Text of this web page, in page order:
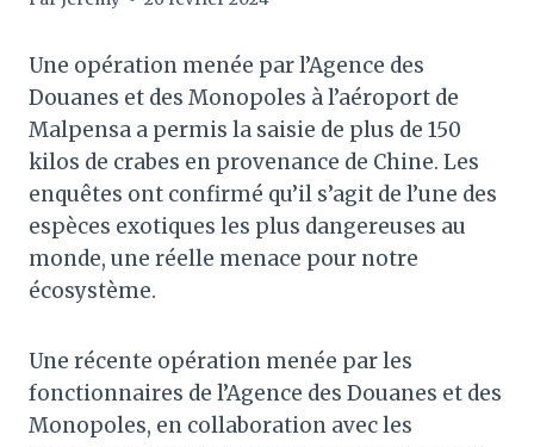
Une opération menée par l’Agence des
Douanes et des Monopoles à l’aéroport de
Malpensa a permis la saisie de plus de 150
kilos de crabes en provenance de Chine. Les
enquêtes ont confirmé qu’il s’agit de l’une des
espèces exotiques les plus dangereuses au
monde, une réelle menace pour notre
écosystème.
Une récente opération menée par les
fonctionnaires de l’Agence des Douanes et des
Monopoles, en collaboration avec les